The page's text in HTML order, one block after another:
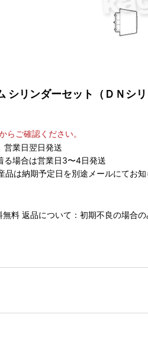
リンダーセット（ＤＮシ
ご確認ください。
業日翌日発送
場合は営業日3〜4日発送
は納期予定日を別途メールにてお
料 返品について：初期不良の場合